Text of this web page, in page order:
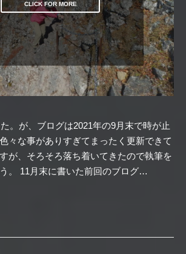
CLICK FOR MORE
。が、ブログは2021年の9月末で時が止
々な事がありすぎてまったく更新できて
が、そろそろ落ち着いてきたので執筆を
。 11月末に書いた前回のブログ…